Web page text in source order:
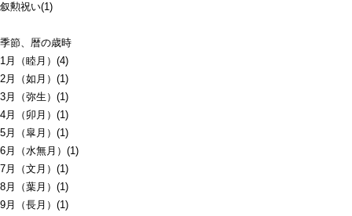
叙勲祝い(1)
季節、暦の歳時
1月（睦月）(4)
2月（如月）(1)
3月（弥生）(1)
4月（卯月）(1)
5月（皐月）(1)
6月（水無月）(1)
7月（文月）(1)
8月（葉月）(1)
9月（長月）(1)